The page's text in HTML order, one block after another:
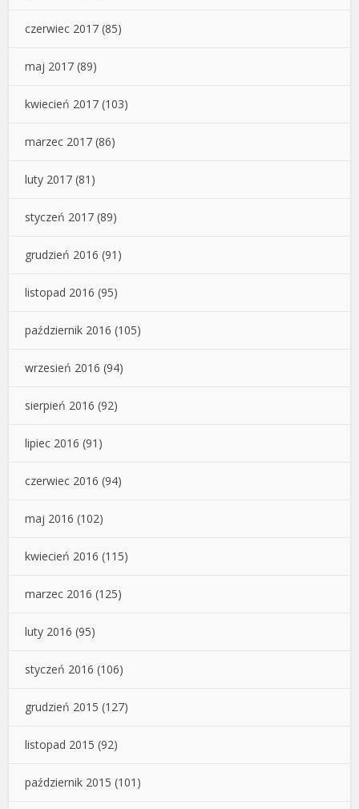
czerwiec 2017 (85)
maj 2017 (89)
kwiecień 2017 (103)
marzec 2017 (86)
luty 2017 (81)
styczeń 2017 (89)
grudzień 2016 (91)
listopad 2016 (95)
październik 2016 (105)
wrzesień 2016 (94)
sierpień 2016 (92)
lipiec 2016 (91)
czerwiec 2016 (94)
maj 2016 (102)
kwiecień 2016 (115)
marzec 2016 (125)
luty 2016 (95)
styczeń 2016 (106)
grudzień 2015 (127)
listopad 2015 (92)
październik 2015 (101)